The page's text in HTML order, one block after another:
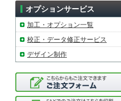
オプションサービス
加工・オプション一覧
校正・データ修正サービス
デザイン制作